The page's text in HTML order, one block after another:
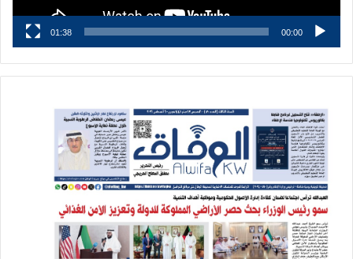
00:00
01:38